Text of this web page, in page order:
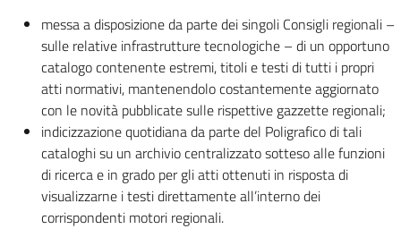
messa a disposizione da parte dei singoli Consigli regionali –
sulle relative infrastrutture tecnologiche – di un opportuno
catalogo contenente estremi, titoli e testi di tutti i propri
atti normativi, mantenendolo costantemente aggiornato
con le novità pubblicate sulle rispettive gazzette regionali;
indicizzazione quotidiana da parte del Poligrafico di tali
cataloghi su un archivio centralizzato sotteso alle funzioni
di ricerca e in grado per gli atti ottenuti in risposta di
visualizzarne i testi direttamente all’interno dei
corrispondenti motori regionali.